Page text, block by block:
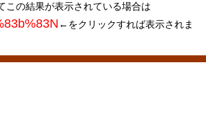
この結果が表示されている場合は
←をクリックすれば表示されま